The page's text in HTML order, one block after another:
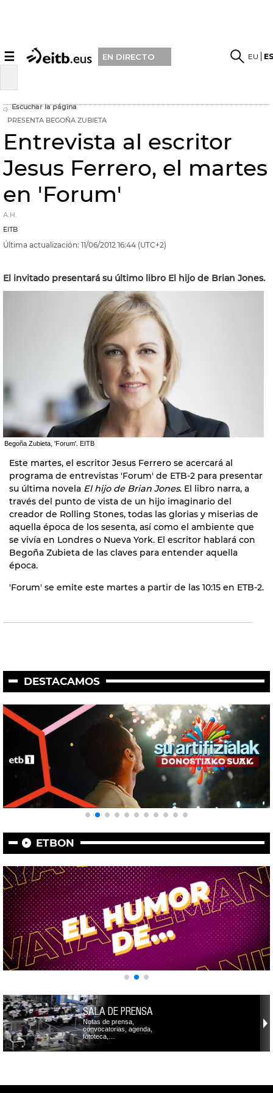
☰ EN DIRECTO EU
Escuchar la página
PRESENTA BEGOÑA ZUBIETA
Entrevista al escritor
Jesus Ferrero, el martes
en 'Forum'
A.H.
EITB
Última actualización: 11/06/2012 16:44 (UTC+2)
El invitado presentará su último libro El hijo de Brian Jones.
Begoña Zubieta, 'Forum'. EITB
Este martes, el escritor Jesus Ferrero se acercará al
programa de entrevistas 'Forum' de ETB-2 para presentar
su última novela El hijo de Brian Jones. El libro narra, a
través del punto de vista de un hijo imaginario del
creador de Rolling Stones, todas las glorias y miserias de
aquella época de los sesenta, así como el ambiente que
se vivía en Londres o Nueva York. El escritor hablará con
Begoña Zubieta de las claves para entender aquella
época.
'Forum' se emite este martes a partir de las 10:15 en ETB-2.
DESTACAMOS
ETBON
SALA DE PRENSA
Notas de prensa,
convocatorias, agenda,
fototeca,…